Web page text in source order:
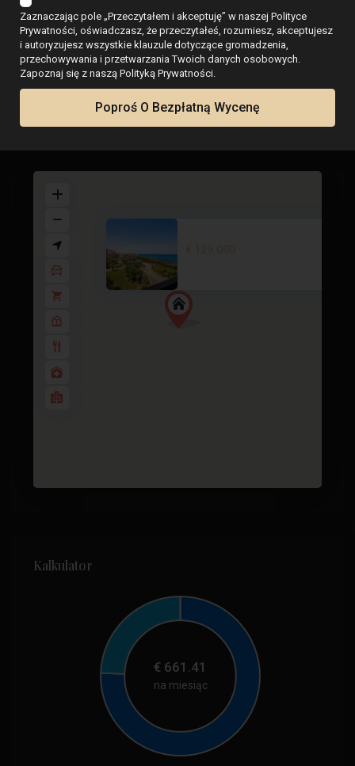
Plany pięter
Kalkulator
€ 661.41
na miesiąc
Zaznaczając pole „Przeczytałem i akceptuję” w naszej Polityce
Prywatności, oświadczasz, że przeczytałeś, rozumiesz, akceptujesz
i autoryzujesz wszystkie klauzule dotyczące gromadzenia,
przechowywania i przetwarzania Twoich danych osobowych.
Zapoznaj się z naszą Polityką Prywatności.
Poproś O Bezpłatną Wycenę